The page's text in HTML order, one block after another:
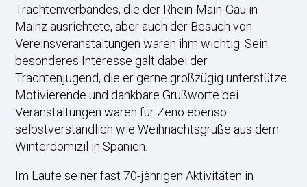
Trachtenverbandes, die der Rhein-Main-Gau in
Mainz ausrichtete, aber auch der Besuch von
Vereinsveranstaltungen waren ihm wichtig. Sein
besonderes Interesse galt dabei der
Trachtenjugend, die er gerne großzügig unterstütze.
Motivierende und dankbare Grußworte bei
Veranstaltungen waren für Zeno ebenso
selbstverständlich wie Weihnachtsgrüße aus dem
Winterdomizil in Spanien.
Im Laufe seiner fast 70-jährigen Aktivitäten in